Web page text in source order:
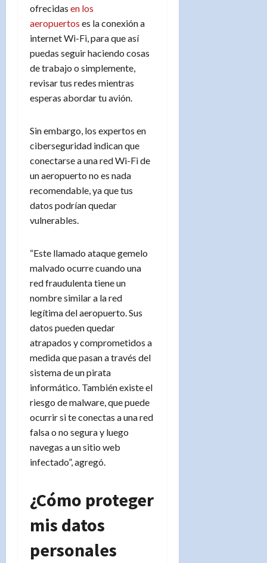
ofrecidas en los
aeropuertos es la conexión a
internet Wi-Fi, para que así
puedas seguir haciendo cosas
de trabajo o simplemente,
revisar tus redes mientras
esperas abordar tu avión.
Sin embargo, los expertos en
ciberseguridad indican que
conectarse a una red Wi-Fi de
un aeropuerto no es nada
recomendable, ya que tus
datos podrían quedar
vulnerables.
“Este llamado ataque gemelo
malvado ocurre cuando una
red fraudulenta tiene un
nombre similar a la red
legítima del aeropuerto. Sus
datos pueden quedar
atrapados y comprometidos a
medida que pasan a través del
sistema de un pirata
informático. También existe el
riesgo de malware, que puede
ocurrir si te conectas a una red
falsa o no segura y luego
navegas a un sitio web
infectado”, agregó.
¿Cómo proteger
mis datos
personales